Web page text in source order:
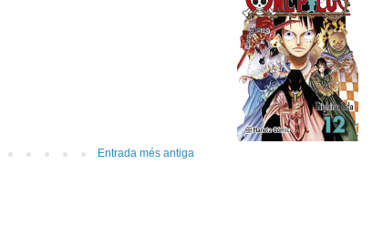
Entrada més antiga